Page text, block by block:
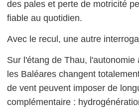
des pales et perte de motricité
fiable au quotidien.
Avec le recul, une autre
Sur l'étang de Thau,
les Baléares changent
de vent peuvent imposer de
complémentaire :